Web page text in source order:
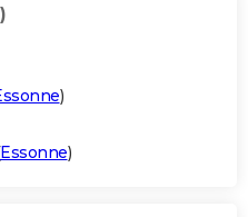
)
Essonne)